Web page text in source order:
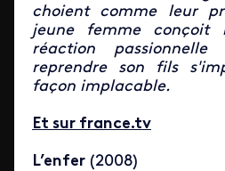
choient comme leur
jeune femme conçoit
réaction
reprendre son fils
façon implacable.
Et sur france.tv
L’enfer (2008)